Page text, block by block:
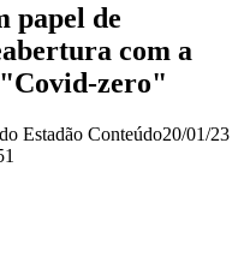
papel de
com a
zero"
Estadão Conteúdo20/01/23